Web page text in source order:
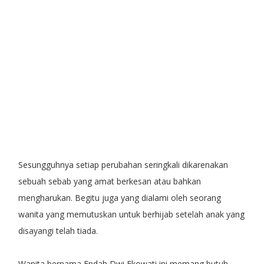
Sesungguhnya setiap perubahan seringkali dikarenakan
sebuah sebab yang amat berkesan atau bahkan
mengharukan. Begitu juga yang dialami oleh seorang
wanita yang memutuskan untuk berhijab setelah anak yang
disayangi telah tiada.